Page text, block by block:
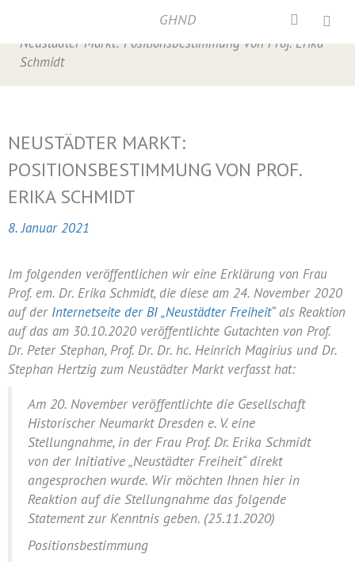
, Verschiedenes
Neustädter Markt: Positionsbestimmung von Prof. Erika
Schmidt
NEUSTÄDTER MARKT:
POSITIONSBESTIMMUNG VON PROF.
ERIKA SCHMIDT
8. Januar 2021
Im folgenden veröffentlichen wir eine Erklärung von Frau
Prof. em. Dr. Erika Schmidt, die diese am 24. November 2020
auf der Internetseite der BI „Neustädter Freiheit“als Reaktion
auf das am 30.10.2020 veröffentlichte Gutachten von Prof.
Dr. Peter Stephan, Prof. Dr. Dr. hc. Heinrich Magirius und Dr.
Stephan Hertzig zum Neustädter Markt verfasst hat:
Am 20. November veröffentlichte die Gesellschaft
Historischer Neumarkt Dresden e. V. eine
Stellungnahme, in der Frau Prof. Dr. Erika Schmidt
von der Initiative „Neustädter Freiheit“ direkt
angesprochen wurde. Wir möchten Ihnen hier in
Reaktion auf die Stellungnahme das folgende
Statement zur Kenntnis geben. (25.11.2020)
Positionsbestimmung
GHND